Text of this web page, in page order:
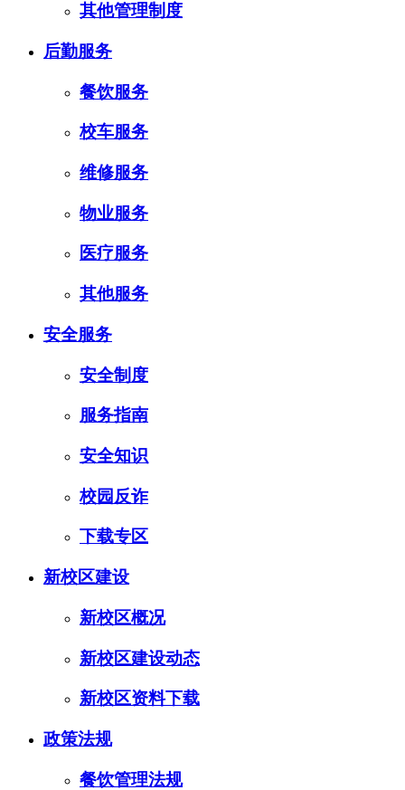
其他管理制度
后勤服务
餐饮服务
校车服务
维修服务
物业服务
医疗服务
其他服务
安全服务
安全制度
服务指南
安全知识
校园反诈
下载专区
新校区建设
新校区概况
新校区建设动态
新校区资料下载
政策法规
餐饮管理法规